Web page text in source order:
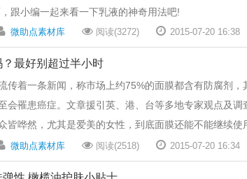
跟小编一起来看一下乳液的神奇用法吧!
微助点素材库 阅读(3272) 2015-07-20 16:38
最好别超过半小时
传着一条新闻，称市场上约75%的面膜都含有防腐剂，
会罹患癌症。文章援引英、港、台等多地专家观点及调
皆哗然，尤其是爱美的女性，到底面膜还能不能继续使
微助点素材库 阅读(2518) 2015-07-20 16:34